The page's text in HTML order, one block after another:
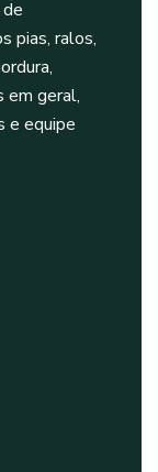
pias, ralos,
em geral,
e equipe